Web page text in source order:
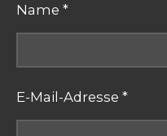
Name *
E-Mail-Adresse *